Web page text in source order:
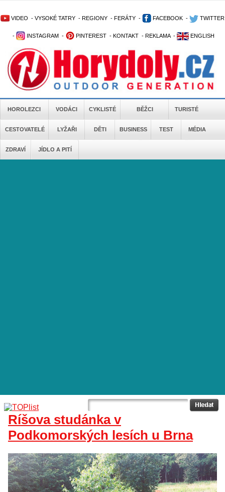
VIDEO - VYSOKÉ TATRY - REGIONY - FERÁTY - FACEBOOK - TWITTER
- INSTAGRAM - PINTEREST - KONTAKT - REKLAMA - ENGLISH
HOROLEZCI VODÁCI CYKLISTÉ BĚŽCI TURISTÉ
CESTOVATELÉ LYŽAŘI DĚTI BUSINESS TEST MÉDIA
ZDRAVÍ JÍDLO A PITÍ
Ríšova studánka v
Podkomorských lesích u Brna